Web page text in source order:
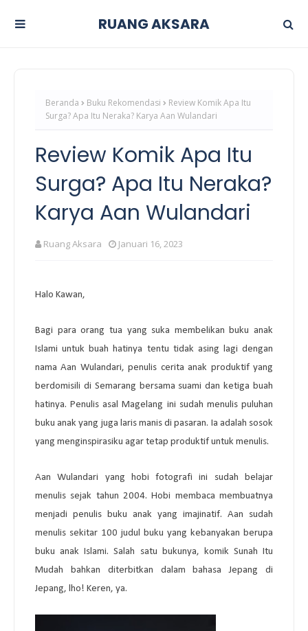
RUANG AKSARA
Beranda Buku Rekomendasi
Review Komik Apa Itu
Surga? Apa Itu Neraka? Karya Aan Wulandari
Review Komik Apa Itu
Surga? Apa Itu Neraka?
Karya Aan Wulandari
Ruang Aksara Januari 16, 2023
Halo Kawan,
Bagi para orang tua yang suka membelikan buku anak
Islami untuk buah hatinya tentu tidak asing lagi dengan
nama Aan Wulandari, penulis cerita anak produktif yang
berdomisili di Semarang bersama suami dan ketiga buah
hatinya. Penulis asal Magelang ini sudah menulis puluhan
buku anak yang juga laris manis di pasaran. Ia adalah sosok
yang menginspirasiku agar tetap produktif untuk menulis.
Aan Wulandari yang hobi fotografi ini sudah belajar
menulis sejak tahun 2004. Hobi membaca membuatnya
menjadi penulis buku anak yang imajinatif. Aan sudah
menulis sekitar 100 judul buku yang kebanyakan berupa
buku anak Islami. Salah satu bukunya, komik Sunah Itu
Mudah bahkan diterbitkan dalam bahasa Jepang di
Jepang, lho! Keren, ya.